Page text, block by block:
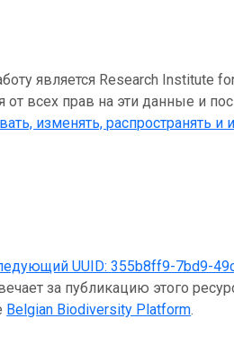
является Research Institute
от всех прав на эти данные и
изменять, распространять и
UUID:355b8ff9-7bd9-
за публикацию этого
Belgian Biodiversity Platform.